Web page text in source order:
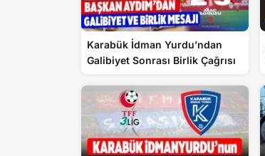
Karabük İdman Yurdu’ndan
Galibiyet Sonrası Birlik Çağrısı